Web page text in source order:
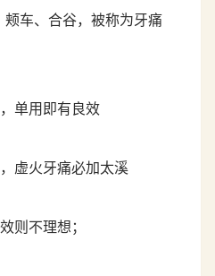
车、合谷，被称为牙痛
单用即有良效
虚火牙痛必加太溪
则不理想；